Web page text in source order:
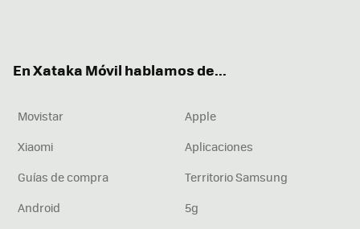
En Xataka Móvil hablamos de...
Movistar
Apple
Xiaomi
Aplicaciones
Guías de compra
Territorio Samsung
Android
5g